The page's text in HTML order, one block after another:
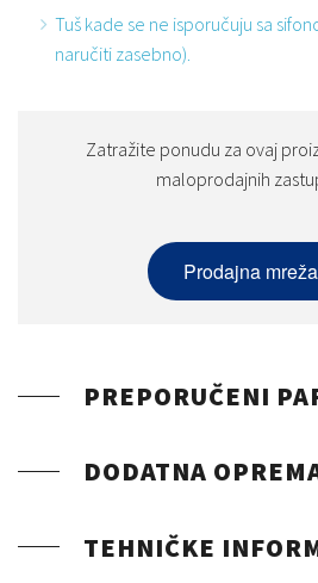
Tuš kade se ne isporučuju sa
naručiti zasebno).
Zatražite ponudu za ovaj
maloprodajnih
Prodajna mreža
PREPORUČENI
DODATNA
TEHNIČKE